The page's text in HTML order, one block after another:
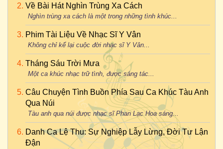
Về Bài Hát Nghìn Trùng Xa Cách
Nghìn trùng xa cách là một trong những tình khúc...
Phim Tài Liệu Về Nhạc Sĩ Y Vân
Không chỉ kể lại cuộc đời nhạc sĩ Y Vân...
Tháng Sáu Trời Mưa
Một ca khúc nhạc trữ tình, được sáng tác...
Câu Chuyện Tình Buồn Phía Sau Ca Khúc Tàu Anh
Qua Núi
Tàu anh qua núi được nhạc sĩ Phan Lạc Hoa sáng...
Danh Ca Lệ Thu: Sự Nghiệp Lẫy Lừng, Đời Tư Lận
Đận